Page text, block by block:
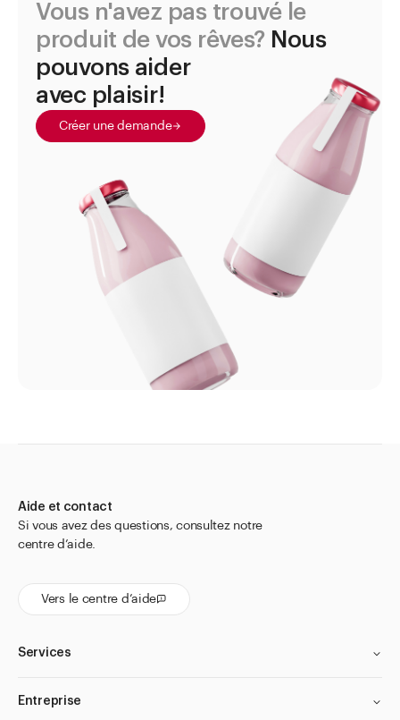
Vous n'avez pas trouvé le
produit de vos rêves? Nous
pouvons aider
avec plaisir!
Créer une demande
Aide et contact
Si vous avez des questions, consultez notre
centre d’aide.
Vers le centre d’aide
Services
Entreprise